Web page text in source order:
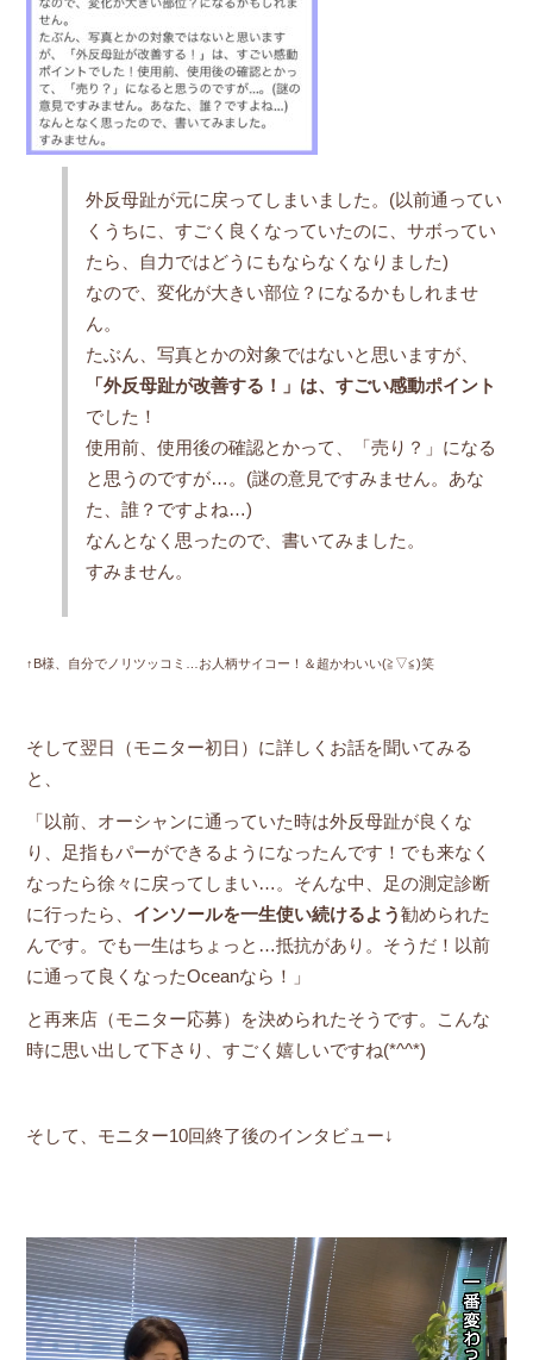
外反母趾が元に戻ってしまいました。(以前通ってい
くうちに、すごく良くなっていたのに、サボってい
たら、自力ではどうにもならなくなりました)
なので、変化が大きい部位？になるかもしれませ
ん。
たぶん、写真とかの対象ではないと思いますが、
「外反母趾が改善する！」は、すごい感動ポイント
でした！
使用前、使用後の確認とかって、「売り？」になる
と思うのですが…。(謎の意見ですみません。あな
た、誰？ですよね…)
なんとなく思ったので、書いてみました。
すみません。
↑B様、自分でノリツッコミ…お人柄サイコー！＆超かわいい(≧▽≦)笑
そして翌日（モニター初日）に詳しくお話を聞いてみる
と、
「以前、オーシャンに通っていた時は外反母趾が良くな
り、足指もパーができるようになったんです！でも来なく
なったら徐々に戻ってしまい…。そんな中、足の測定診断
に行ったら、 インソールを一生使い続けるよう勧められた
んです。でも一生はちょっと…抵抗があり。そうだ！以前
に通って良くなったOceanなら！」
と再来店（モニター応募）を決められたそうです。こんな
時に思い出して下さり、すごく嬉しいですね(*^^*)
そして、モニター10回終了後のインタビュー↓